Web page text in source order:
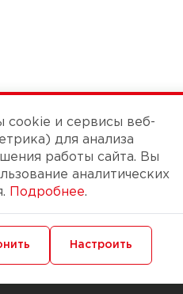
легко работалось
Доставка и оплата
cookie и сервисы веб-
для анализа
работы сайта. Вы
аналитических
Подробнее.
Аналитические
Настроить